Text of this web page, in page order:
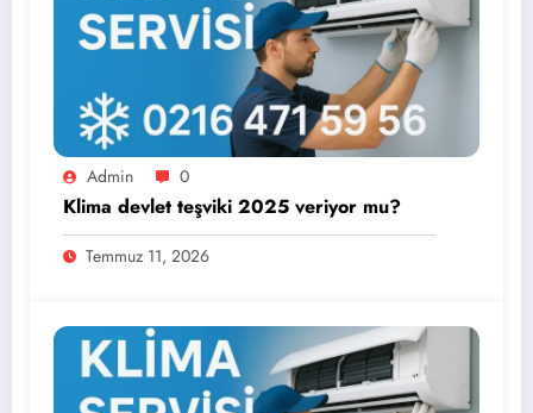
Admin 0
Klima devlet teşviki 2025 veriyor mu?
Temmuz 11, 2026